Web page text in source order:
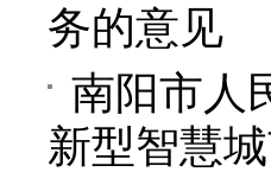
务的意见
南阳市人
新型智慧